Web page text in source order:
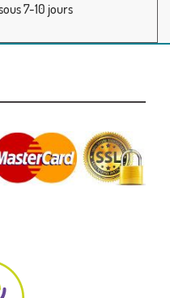
7-10 jours